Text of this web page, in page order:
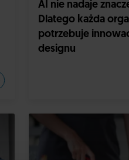
AI nie nadaje
Dlatego każda
potrzebuje
designu